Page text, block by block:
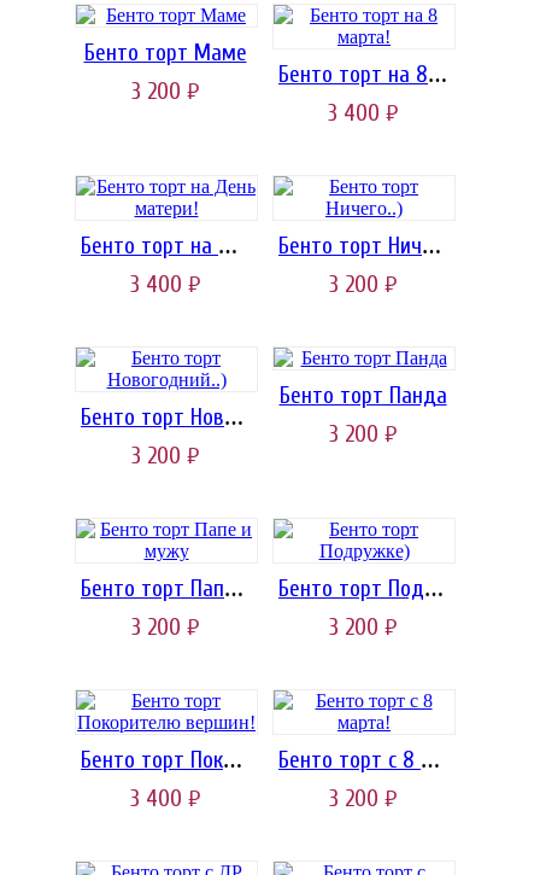
Бенто торт Маме
3 200 руб.
Бенто торт на 8 марта!
3 400 руб.
Бенто торт на День матери!
3 400 руб.
Бенто торт Ничего..)
3 200 руб.
Бенто торт Новогодний..)
3 200 руб.
Бенто торт Панда
3 200 руб.
Бенто торт Папе и мужу
3 200 руб.
Бенто торт Подружке)
3 200 руб.
Бенто торт Покорителю вершин!
3 400 руб.
Бенто торт с 8 марта!
3 200 руб.